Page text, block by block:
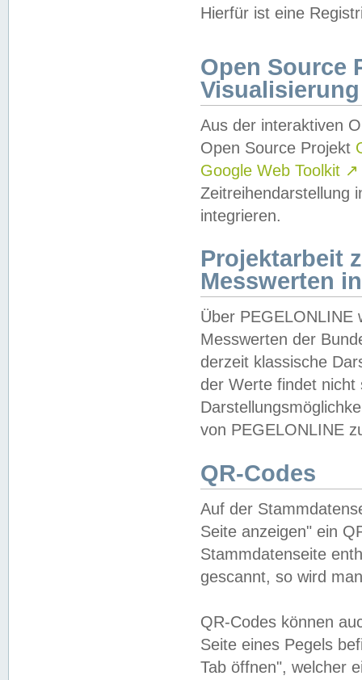
Hierfür ist eine
Open Source
Visualisierung
Aus der interaktiven
Open Source Projekt
Google Web Toolkit ↗
Zeitreihendarstellung
integrieren.
Projektarbeit
Messwerten
Über PEGELONLINE
Messwerten der
derzeit klassische
der Werte findet
von PEGELONLINE
QR-Codes
Auf der
Seite anzeigen" ein
Stammdatenseite
gescannt, so wird
QR-Codes können
Seite eines Pegels
Tab öffnen", welcher